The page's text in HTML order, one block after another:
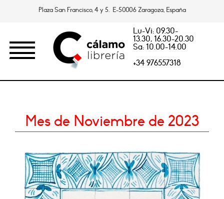
Plaza San Francisco, 4 y 5. E-50006 Zaragoza, España
Lu-Vi: 09.30-
13.30, 16.30-20.30
Sa: 10.00-14.00
+34 976557318
Mes de Noviembre de 2023